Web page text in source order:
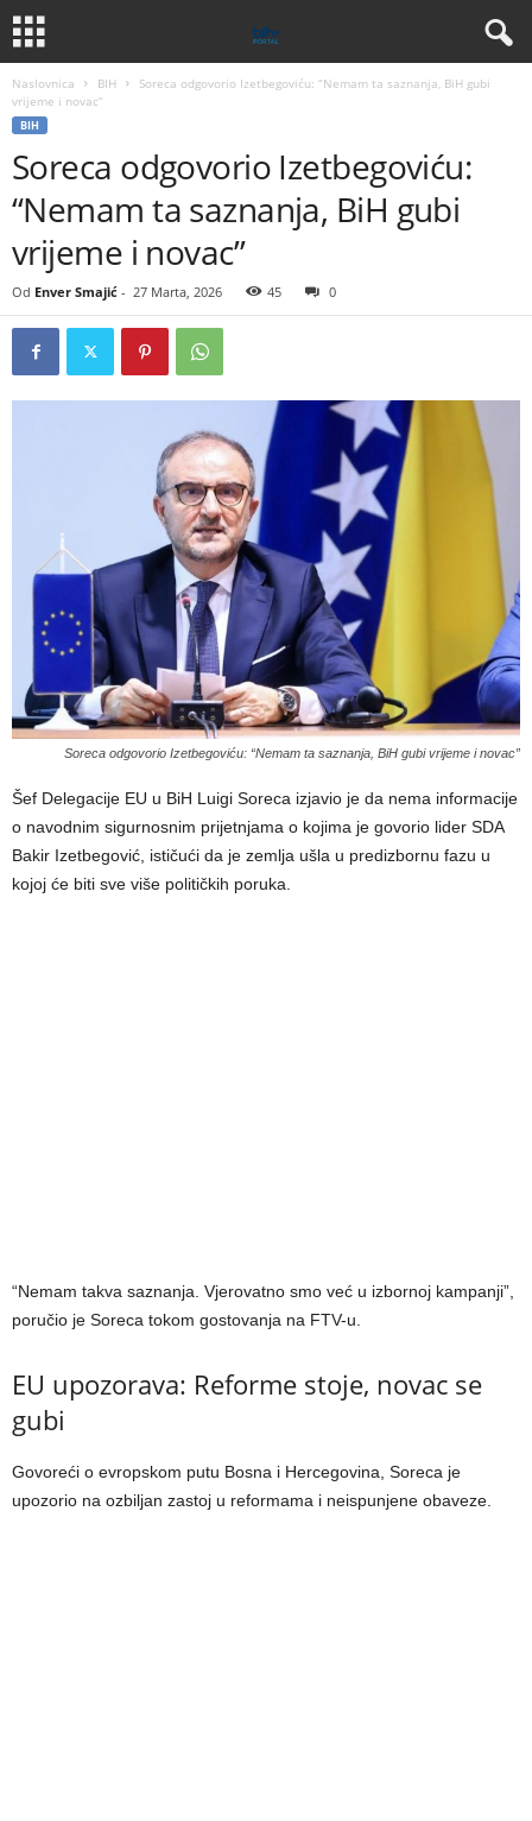
Naslovnica BIH
Soreca odgovorio Izetbegoviću: “Nemam ta saznanja, BiH gubi
vrijeme i novac”
BIH
Soreca odgovorio Izetbegoviću:
“Nemam ta saznanja, BiH gubi
vrijeme i novac”
Od Enver Smajić - 27 Marta, 2026 45 0
Soreca odgovorio Izetbegoviću: “Nemam ta saznanja, BiH gubi vrijeme i novac”
Šef Delegacije EU u BiH Luigi Soreca izjavio je da nema informacije
o navodnim sigurnosnim prijetnjama o kojima je govorio lider SDA
Bakir Izetbegović, ističući da je zemlja ušla u predizbornu fazu u
kojoj će biti sve više političkih poruka.
“Nemam takva saznanja. Vjerovatno smo već u izbornoj kampanji”,
poručio je Soreca tokom gostovanja na FTV-u.
EU upozorava: Reforme stoje, novac se
gubi
Govoreći o evropskom putu Bosna i Hercegovina, Soreca je
upozorio na ozbiljan zastoj u reformama i neispunjene obaveze.